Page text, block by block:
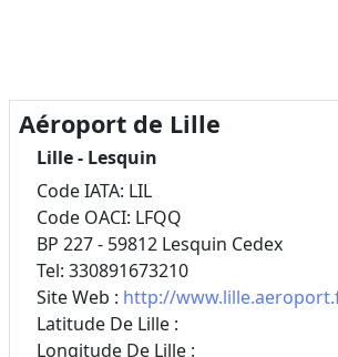
Aéroport de Lille
Lille - Lesquin
Code IATA: LIL
Code OACI: LFQQ
BP 227 - 59812 Lesquin Cedex
Tel: 330891673210
Site Web : http://
Latitude De Lille :
Longitude De Lille :